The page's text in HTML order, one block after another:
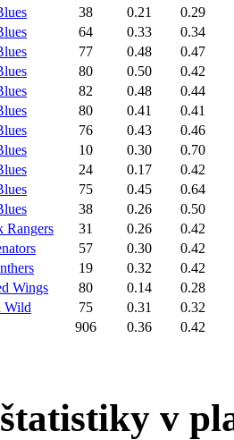
38 0.21
0.29
64 0.33
0.34
77 0.48
0.47
80 0.50
0.42
82 0.48
0.44
80 0.41
0.41
76 0.43
0.46
10 0.30
0.70
24 0.17
0.42
75 0.45
0.64
38 0.26
0.50
Rangers 31 0.26
0.42
57 0.30
0.42
19 0.32
0.42
Wings 80 0.14
0.28
Wild 75 0.31
0.32
906 0.36 0.42
v